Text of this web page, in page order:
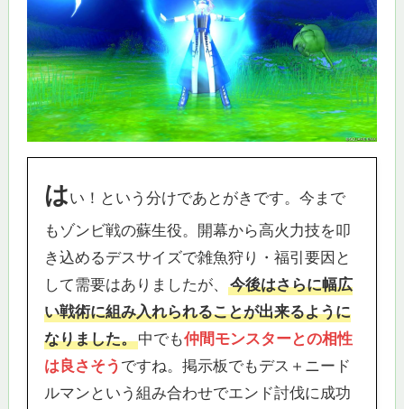
はい！という分けであとがきです。今まで
もゾンビ戦の蘇生役。開幕から高火力技を叩
き込めるデスサイズで雑魚狩り・福引要因と
して需要はありましたが、 今後はさらに幅広
い戦術に組み入れられることが出来るように
なりました。中でも仲間モンスターとの相性
は良さそう ですね。掲示板でもデス＋ニード
ルマンという組み合わせでエンド討伐に成功